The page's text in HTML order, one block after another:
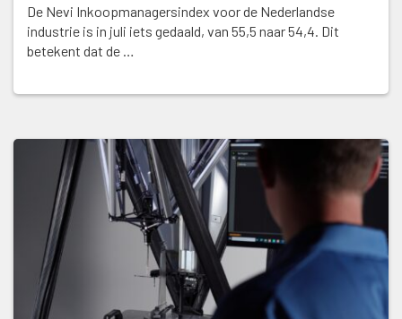
De Nevi Inkoopmanagersindex voor de Nederlandse
industrie is in juli iets gedaald, van 55,5 naar 54,4. Dit
betekent dat de …